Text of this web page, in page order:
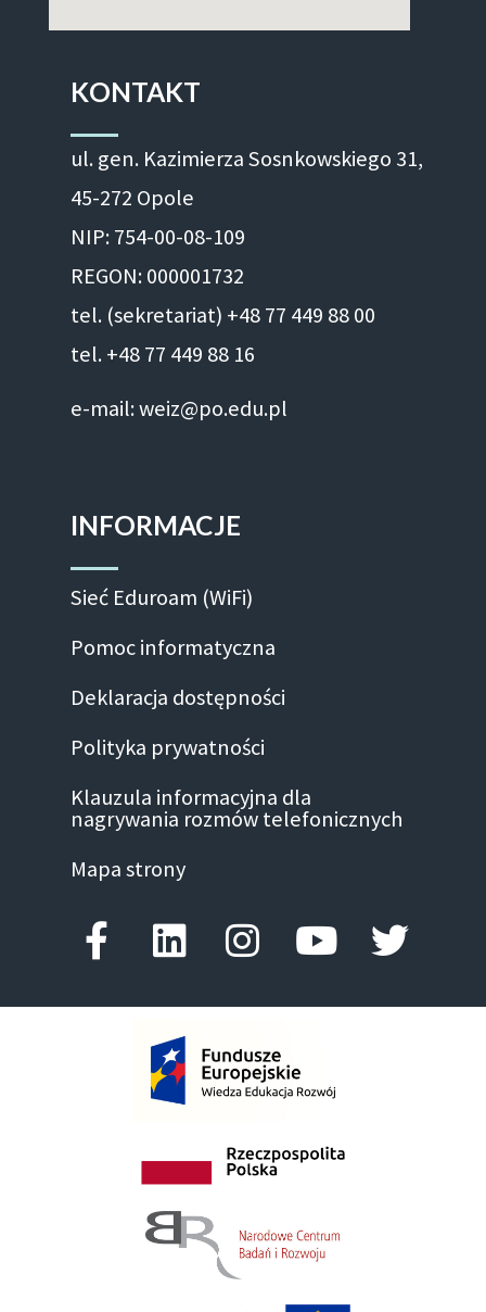
KONTAKT
ul. gen. Kazimierza Sosnkowskiego 31,
45-272 Opole
NIP: 754-00-08-109
REGON: 000001732
tel. (sekretariat) +48 77 449 88 00
tel. +48 77 449 88 16
e-mail: weiz@po.edu.pl
INFORMACJE
Sieć Eduroam (WiFi)
Pomoc informatyczna
Deklaracja dostępności
Polityka prywatności
Klauzula informacyjna dla
nagrywania rozmów telefonicznych
Mapa strony
Facebook-f
LinkedinInstagram
Youtube